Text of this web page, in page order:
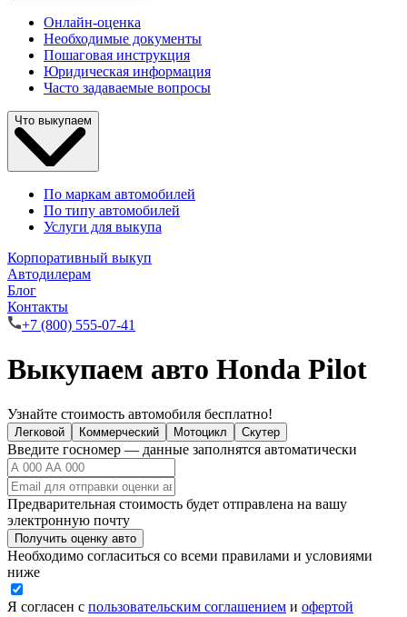
Онлайн-оценка
Необходимые документы
Пошаговая инструкция
Юридическая информация
Часто задаваемые вопросы
Что выкупаем
По маркам автомобилей
По типу автомобилей
Услуги для выкупа
Корпоративный выкуп
Автодилерам
Блог
Контакты
+7 (800) 555-07-41
Выкупаем авто Honda Pilot
Узнайте стоимость автомобиля бесплатно!
Легковой Коммерческий Мотоцикл Скутер
Введите госномер — данные заполнятся автоматически
Предварительная стоимость будет отправлена на вашу
электронную почту
Получить оценку авто
Необходимо согласиться со всеми правилами и условиями
ниже
Я согласен с пользовательским соглашением и офертой